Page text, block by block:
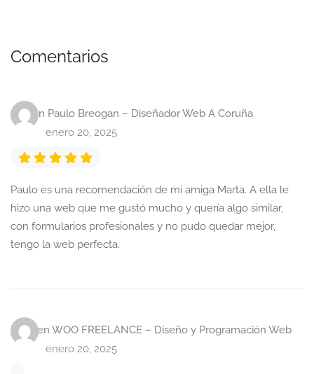
Comentarios
Ana en Paulo Breogan – Diseñador Web A Coruña
enero 20, 2025
Paulo es una recomendación de mi amiga Marta. A ella le
hizo una web que me gustó mucho y quería algo similar,
con formularios profesionales y no pudo quedar mejor,
tengo la web perfecta.
Dalia en WOO FREELANCE – Diseño y Programación Web
enero 20, 2025